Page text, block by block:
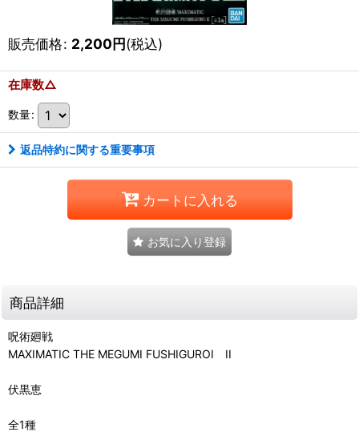
販売価格: 2,200円(税込)
在庫数△
数量:
返品特約に関する重要事項
カートに入れる
お気に入り登録
商品詳細
呪術廻戦
MAXIMATIC THE MEGUMI FUSHIGUROI II
伏黒恵
全1種